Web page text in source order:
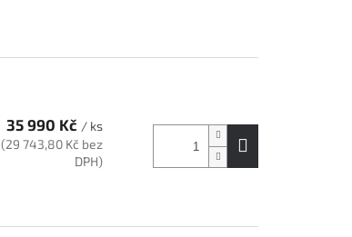
35 990 Kč / ks
(29 743,80 Kč bez
DPH)